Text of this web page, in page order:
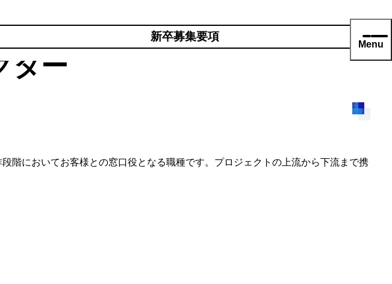
新卒募集要項
Menu
ター
階においてお客様との窓口役となる職種です。プロジェクトの上流から下流まで携